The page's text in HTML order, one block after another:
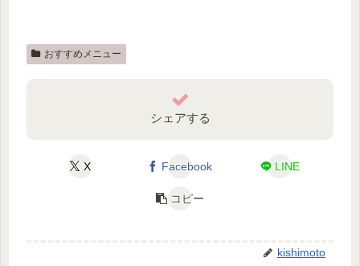
おすすめメニュー
シェアする
X Facebook LINE
コピー
kishimoto